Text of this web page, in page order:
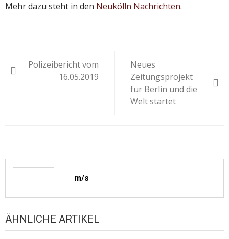
Mehr dazu steht in den Neukölln Nachrichten.
Polizeibericht vom
16.05.2019
Neues
Zeitungsprojekt
für Berlin und die
Welt startet
m/s
ÄHNLICHE ARTIKEL